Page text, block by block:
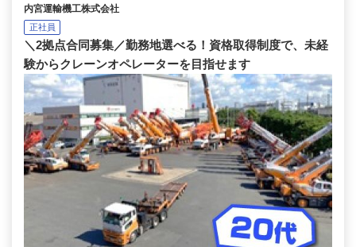
内宮運輸機工株式会社
正社員
＼2拠点合同募集／勤務地選べる！資格取得制度で、未経
験からクレーンオペレーターを目指せます